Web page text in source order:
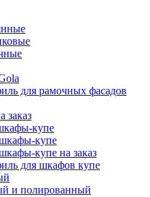
для рамочных фасадов
заказ
купе
купе
купе на заказ
для шкафов купе
и полированный